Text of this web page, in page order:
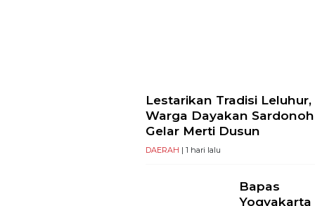
Lestarikan Tradisi Leluhur,
Warga Dayakan
Gelar Merti Dusun
DAERAH | 1 hari lalu
Bapas
Yogyakarta